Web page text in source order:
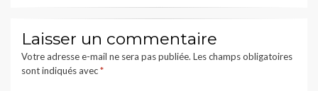
Laisser un commentaire
Votre adresse e-mail ne sera pas publiée. Les champs obligatoires
sont indiqués avec*